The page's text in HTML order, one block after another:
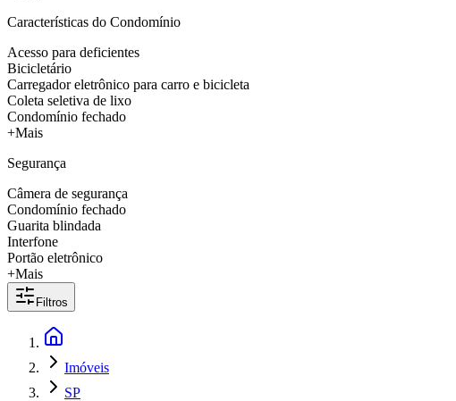
Características do Condomínio
Acesso para deficientes
Bicicletário
Carregador eletrônico para carro e bicicleta
Coleta seletiva de lixo
Condomínio fechado
+Mais
Segurança
Câmera de segurança
Condomínio fechado
Guarita blindada
Interfone
Portão eletrônico
+Mais
Filtros
Imóveis
SP